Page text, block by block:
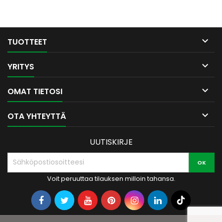
TUOTTEET 
YRITYS 
OMAT TIETOSI 
OTA YHTEYTTÄ 
UUTISKIRJE
Voit peruuttaa tilauksen milloin tahansa.